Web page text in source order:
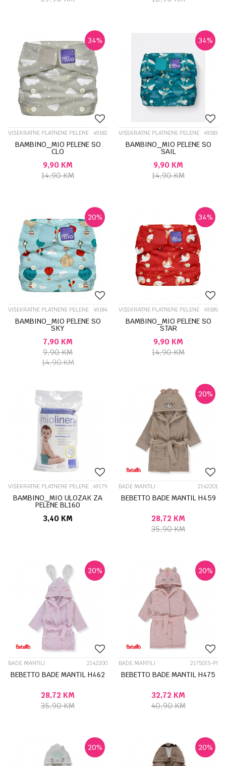
34%
VIŠEKRATNE PLATNENE PELENE 49182
BAMBINO_MIO PELENE SO
CLO
9,90 KM
14,90KM
34%
VIŠEKRATNE PLATNENE PELENE 49183
BAMBINO_MIO PELENE SO
SAIL
9,90 KM
14,90KM
20%
VIŠEKRATNE PLATNENE PELENE 49184
BAMBINO_MIO PELENE SO
SKY
7,90 KM
9,90KM
14,90KM
34%
VIŠEKRATNE PLATNENE PELENE 49185
BAMBINO_MIO PELENE SO
STAR
9,90 KM
14,90KM
VIŠEKRATNE PLATNENE PELENE 49179
BAMBINO_MIO ULOZAK ZA
PELENE BL160
3,40 KM
20%
BADE MANTILI 2142201
BEBETTO BADE MANTIL H459
28,72 KM
35,90KM
20%
BADE MANTILI 2142200
BEBETTO BADE MANTIL H462
28,72 KM
35,90KM
20%
BADE MANTILI 2175015-PI
BEBETTO BADE MANTIL H475
32,72 KM
40,90KM
20% 20%